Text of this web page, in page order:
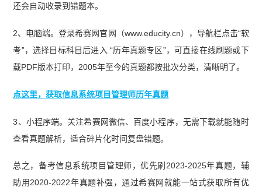
还会自动收录到错题本。
2、电脑端。登录希赛网官网（www.educity.cn），导航栏点击“软
考”，选择目标科目后进入 “历年真题专区”，可直接在线刷题或下
载PDF版本打印，2005年至今的真题都按批次分类，清晰明了。
点这里，获取信息系统项目管理师历年真题
3、小程序端。关注希赛网微信、百度小程序，无需下载就能随时
查看真题解析，适合碎片化时间复盘错题。
总之，备考信息系统项目管理师，优先刷2023-2025年真题，辅
助用2020-2022年真题补强，通过希赛网就能一站式获取所有优